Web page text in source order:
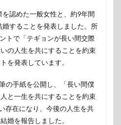
認めた一般女性と、約9年間
することを発表しました。所
トで「テギョンが長い間交際
の人生を共にすることを約束
を発表しています。
の手紙を公開し、「長い間僕
と一生を共にすることを約束
存在になり、今後の人生を共
婚を報告しました。